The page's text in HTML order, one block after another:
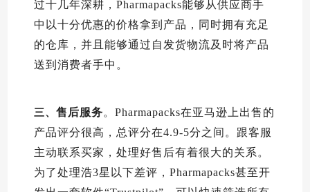
过十几年深耕，Pharmapacks能够从供应商手
中以十分优惠的价格拿到产品，同时拥有充足
的仓库，并且能够通过自发货物流及时将产品
送到消费者手中。
三、售后服务。Pharmapacks在亚马逊上出售的
产品评分很高，总评分在4.9-5分之间。跟客服
主动联系买家，处理好售后有着很大的关系。
为了处理浩3星以下差评，Pharmapacks甚至开